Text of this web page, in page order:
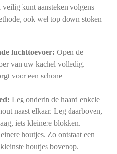
kunt aansteken volgens
ook wel top down stoken
luchttoevoer: Open de
van uw kachel volledig.
voor een schone
Leg onderin de haard enkele
naast elkaar. Leg daarboven,
iets kleinere blokken.
houtjes. Zo ontstaat een
houtjes bovenop.